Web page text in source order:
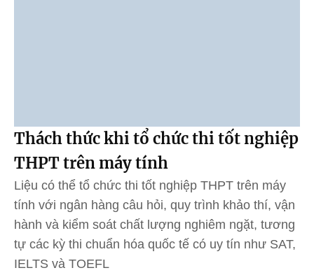
Thách thức khi tổ chức thi tốt nghiệp
THPT trên máy tính
Liệu có thể tổ chức thi tốt nghiệp THPT trên máy
tính với ngân hàng câu hỏi, quy trình khảo thí, vận
hành và kiểm soát chất lượng nghiêm ngặt, tương
tự các kỳ thi chuẩn hóa quốc tế có uy tín như SAT,
IELTS và TOEFL